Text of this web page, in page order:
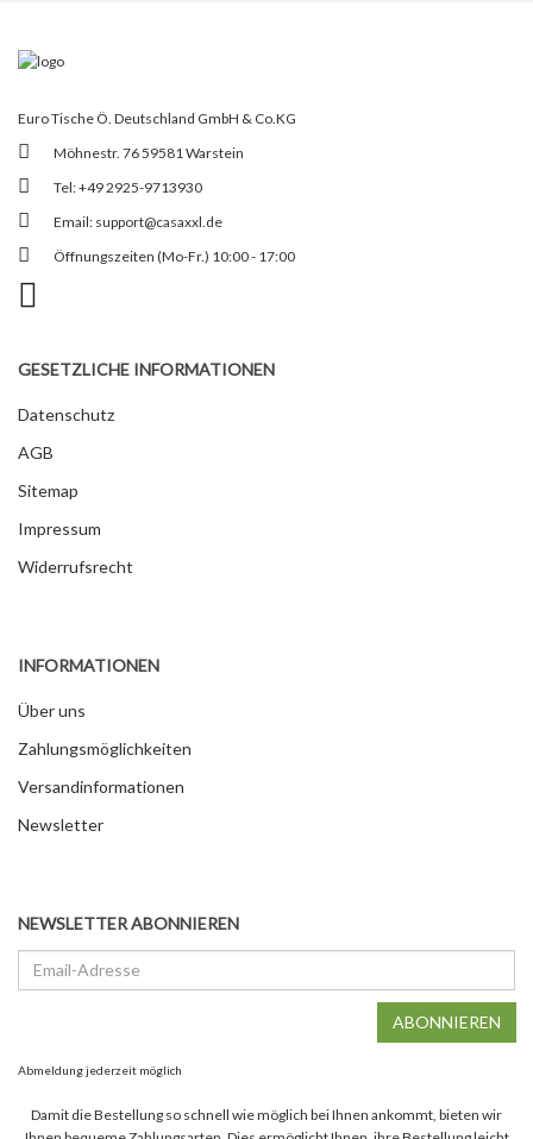
Euro Tische Ö. Deutschland GmbH & Co.KG
Möhnestr. 76 59581 Warstein
Tel: +49 2925-9713930
Email: support@casaxxl.de
Öffnungszeiten (Mo-Fr.) 10:00 - 17:00
GESETZLICHE INFORMATIONEN
Datenschutz
AGB
Sitemap
Impressum
Widerrufsrecht
INFORMATIONEN
Über uns
Zahlungsmöglichkeiten
Versandinformationen
Newsletter
NEWSLETTER ABONNIEREN
Adresse
ABONNIEREN
Abmeldung jederzeit möglich
Damit die Bestellung so schnell wie möglich bei Ihnen ankommt, bieten wir